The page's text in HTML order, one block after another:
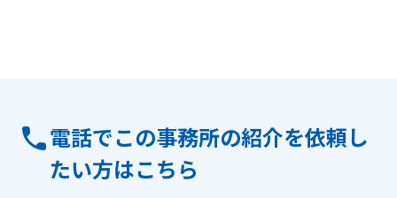
電話でこの事務所の紹介を依頼し
たい方はこちら